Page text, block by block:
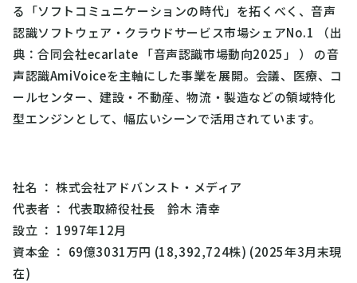
る「ソフトコミュニケーションの時代」を拓くべく、音声
認識ソフトウェア・クラウドサービス市場シェアNo.1 （出
典：合同会社ecarlate 「音声認識市場動向2025」 ） の音
声認識AmiVoiceを主軸にした事業を展開。会議、医療、コ
ールセンター、建設・不動産、物流・製造などの領域特化
型エンジンとして、幅広いシーンで活用されています。
社名 ： 株式会社アドバンスト・メディア
代表者 ： 代表取締役社長 鈴木 清幸
設立 ： 1997年12月
資本金 ： 69億3031万円 (18,392,724株) (2025年3月末現
在)